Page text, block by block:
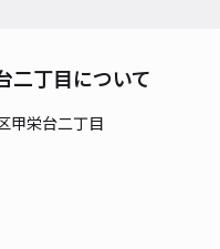
二丁目について
甲栄台二丁目